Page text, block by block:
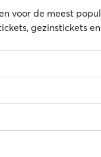
voor de meest
gezinstickets